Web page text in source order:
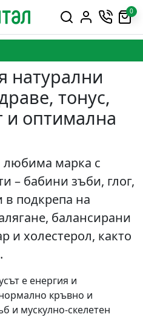
0
натурални
тонус,
и оптимална
любима марка с
– бабини зъби, глог,
подкрепа на
балансирани
и холестерол, както
е енергия и
кръвно и
и мускулно-скелетен